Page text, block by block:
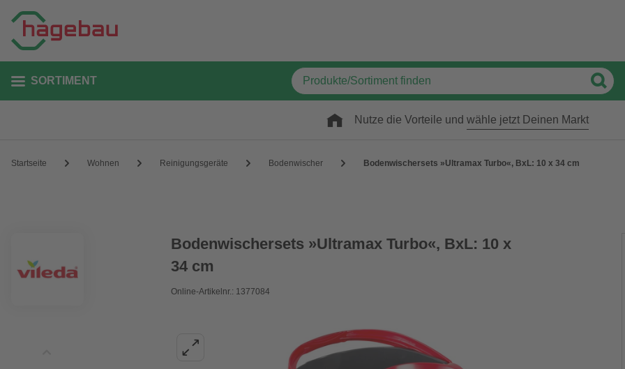
SORTIMENT
Nutze die Vorteile und wähle jetzt Deinen Markt
Startseite Wohnen Reinigungsgeräte Bodenwischer Bodenwischersets »Ultramax Turbo«, BxL: 10 x 34 cm
Bodenwischersets »Ultramax Turbo«, BxL: 10 x
34 cm
Online-Artikelnr.: 1377084